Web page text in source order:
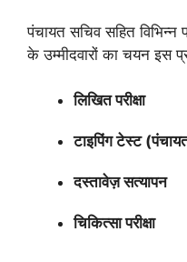
पंचायत सचिव सहित विभिन्न
के उम्मीदवारों का चयन इस
लिखित परीक्षा
टाइपिंग टेस्ट
दस्तावेज़ सत्यापन
चिकित्सा परीक्षा